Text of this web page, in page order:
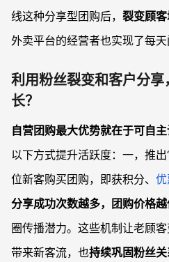
线这种分享型团购后， 裂变顾
外卖平台的经营者也实现了每天
利用粉丝裂变和客户分
长？
自营团购最大优势就在于可自
以下方式提升活跃度：一，推出
位新客购买团购，即获积分、
分享成功次数越多，团购价格
圈传播潜力。这些机制让老顾
带来新客流，也持续巩固粉丝